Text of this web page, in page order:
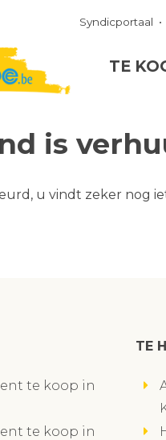
Syndicportaal
TE
is
u vindt zeker nog
te koop in
te koop in
TE